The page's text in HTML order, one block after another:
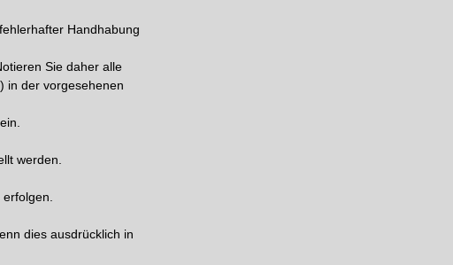
Handhabung
Sie daher alle
in der vorgesehenen
werden.
dies ausdrücklich in